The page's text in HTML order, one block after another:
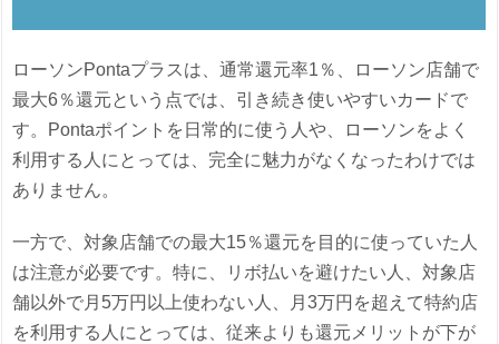
ローソンPontaプラスは、通常還元率1％、ローソン店舗で
最大6％還元という点では、引き続き使いやすいカードで
す。Pontaポイントを日常的に使う人や、ローソンをよく
利用する人にとっては、完全に魅力がなくなったわけでは
ありません。
一方で、対象店舗での最大15％還元を目的に使っていた人
は注意が必要です。特に、リボ払いを避けたい人、対象店
舗以外で月5万円以上使わない人、月3万円を超えて特約店
を利用する人にとっては、従来よりも還元メリットが下が